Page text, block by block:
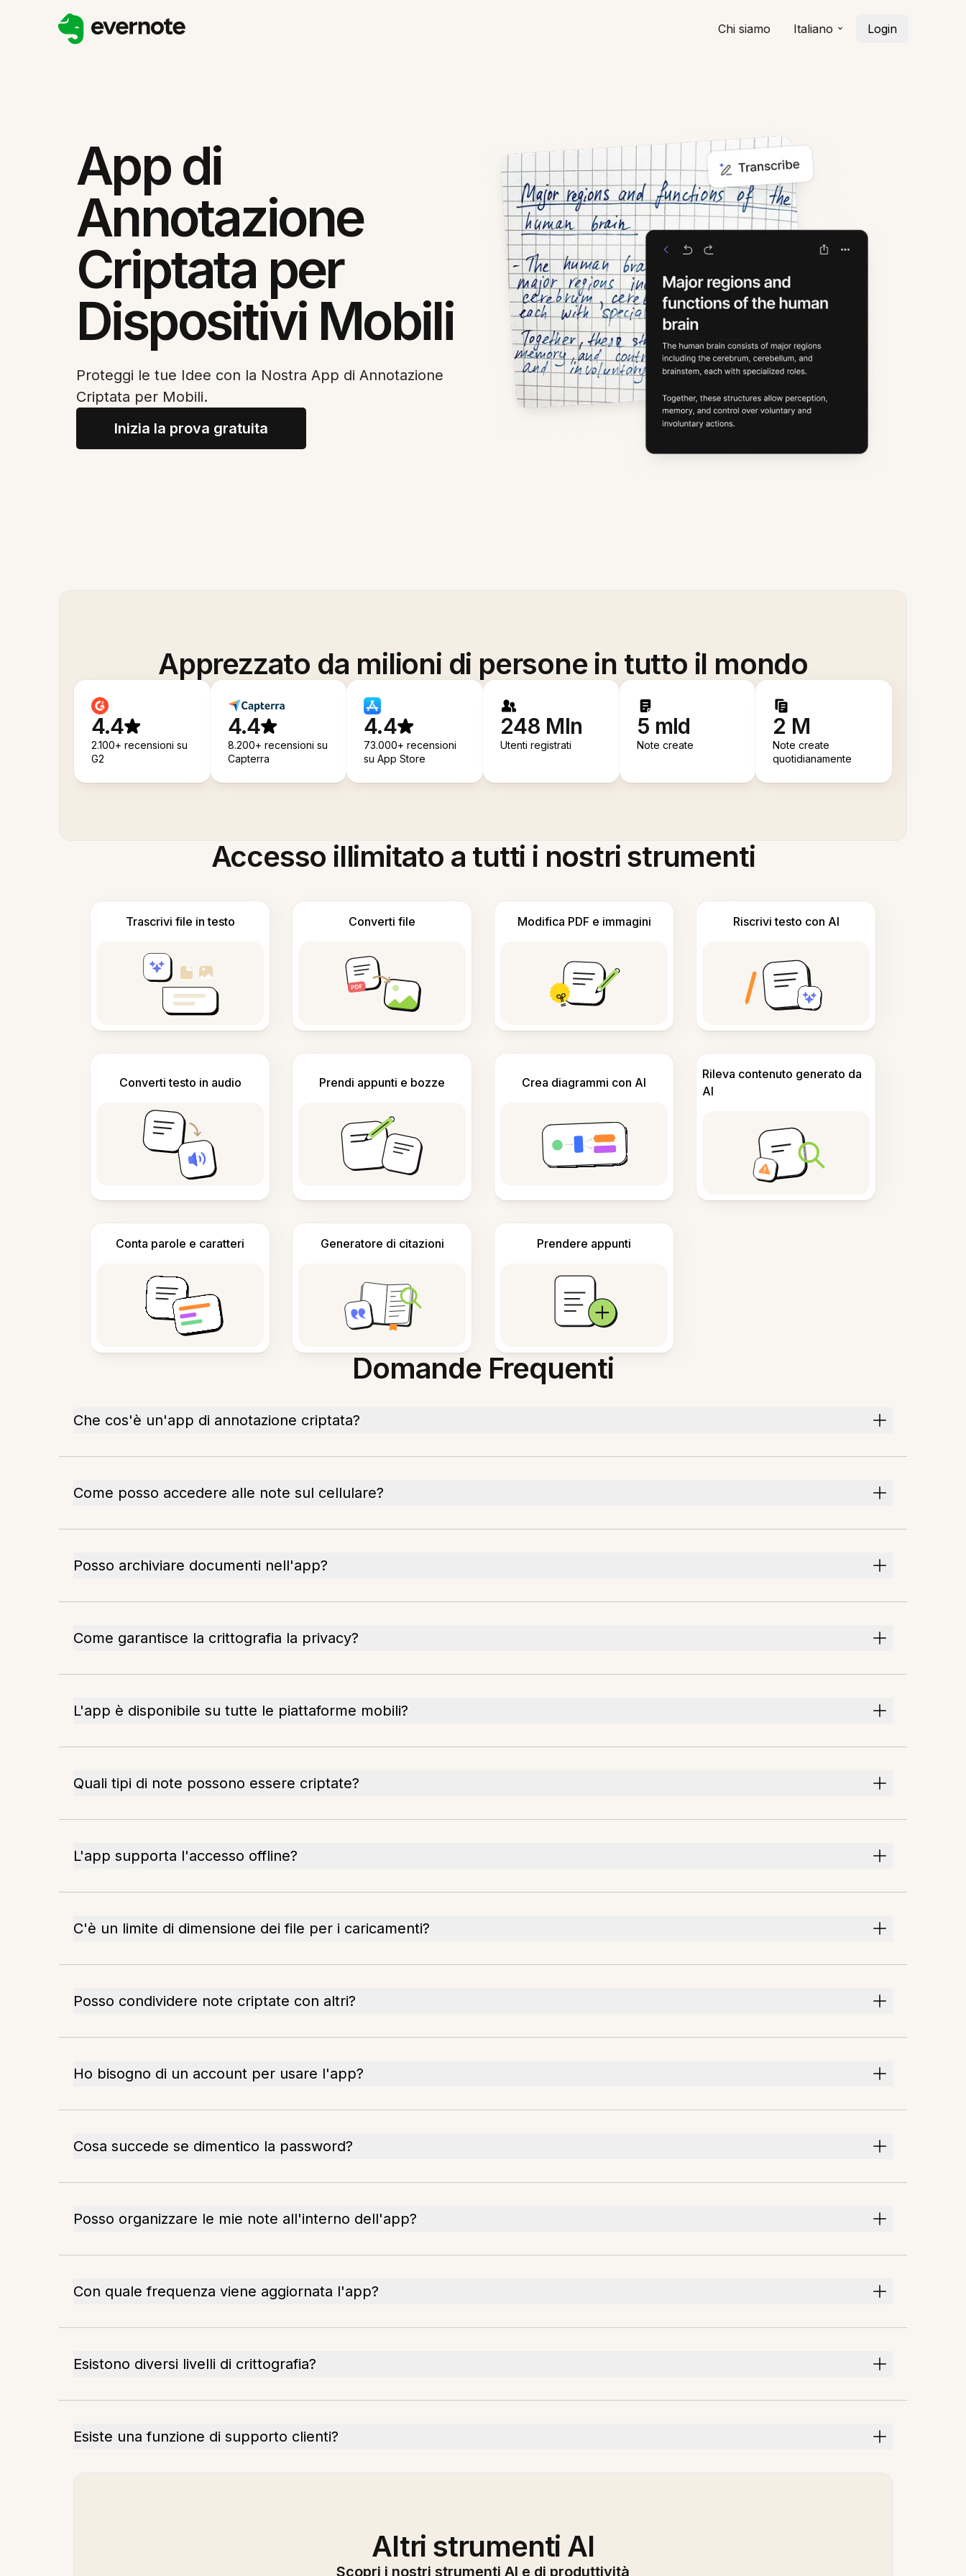
Chi siamo Italiano Login
App di
Annotazione
Criptata per
Dispositivi Mobili
Proteggi le tue Idee con la Nostra App di Annotazione
Criptata per Mobili.
Inizia la prova gratuita
Apprezzato da milioni di persone in tutto il mondo
4.4
2.100+ recensioni su
G2
4.4
8.200+ recensioni su
Capterra
4.4
73.000+ recensioni
su App Store
248 Mln
Utenti registrati
5 mld
Note create
2 M
Note create
quotidianamente
Accesso illimitato a tutti i nostri strumenti
Trascrivi file in testo Converti file Modifica PDF e immagini Riscrivi testo con AI
Converti testo in audio Prendi appunti e bozze Crea diagrammi con AI
Rileva contenuto generato da
AI
Conta parole e caratteri Generatore di citazioni Prendere appunti
Domande Frequenti
Che cos'è un'app di annotazione criptata?
Come posso accedere alle note sul cellulare?
Posso archiviare documenti nell'app?
Come garantisce la crittografia la privacy?
L'app è disponibile su tutte le piattaforme mobili?
Quali tipi di note possono essere criptate?
L'app supporta l'accesso offline?
C'è un limite di dimensione dei file per i caricamenti?
Posso condividere note criptate con altri?
Ho bisogno di un account per usare l'app?
Cosa succede se dimentico la password?
Posso organizzare le mie note all'interno dell'app?
Con quale frequenza viene aggiornata l'app?
Esistono diversi livelli di crittografia?
Esiste una funzione di supporto clienti?
Altri strumenti AI
Scopri i nostri strumenti AI e di produttività